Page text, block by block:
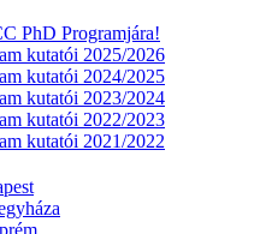
PhD Programjára!
kutatói 2025/2026
kutatói 2024/2025
kutatói 2023/2024
kutatói 2022/2023
kutatói 2021/2022